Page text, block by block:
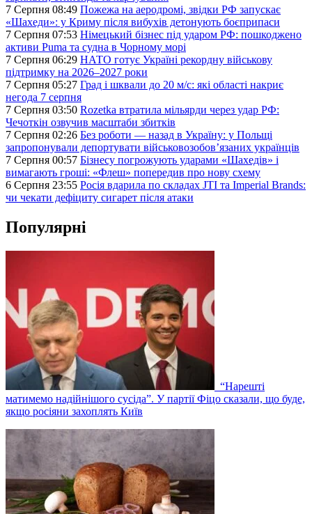
7 Серпня 08:49 Пожежа на аеродромі, звідки РФ запускає
«Шахеди»: у Криму після вибухів детонують боєприпаси
7 Серпня 07:53 Німецький бізнес під ударом РФ: пошкоджено
активи Puma та судна в Чорному морі
7 Серпня 06:29 НАТО готує Україні рекордну військову
підтримку на 2026–2027 роки
7 Серпня 05:27 Град і шквали до 20 м/с: які області накриє
негода 7 серпня
7 Серпня 03:50 Rozetka втратила мільярди через удар РФ:
Чечоткін озвучив масштаби збитків
7 Серпня 02:26 Без роботи — назад в Україну: у Польщі
запропонували депортувати військовозобов’язаних українців
7 Серпня 00:57 Бізнесу погрожують ударами «Шахедів» і
вимагають гроші: «Флеш» попередив про нову схему
6 Серпня 23:55 Росія вдарила по складах JTI та Imperial Brands:
чи чекати дефіциту сигарет після атаки
Популярні
“Нарешті
матимемо надійнішого сусіда”. У партії Фіцо сказали, що буде,
якщо росіяни захоплять Київ